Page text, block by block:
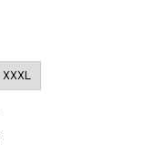
XXXL